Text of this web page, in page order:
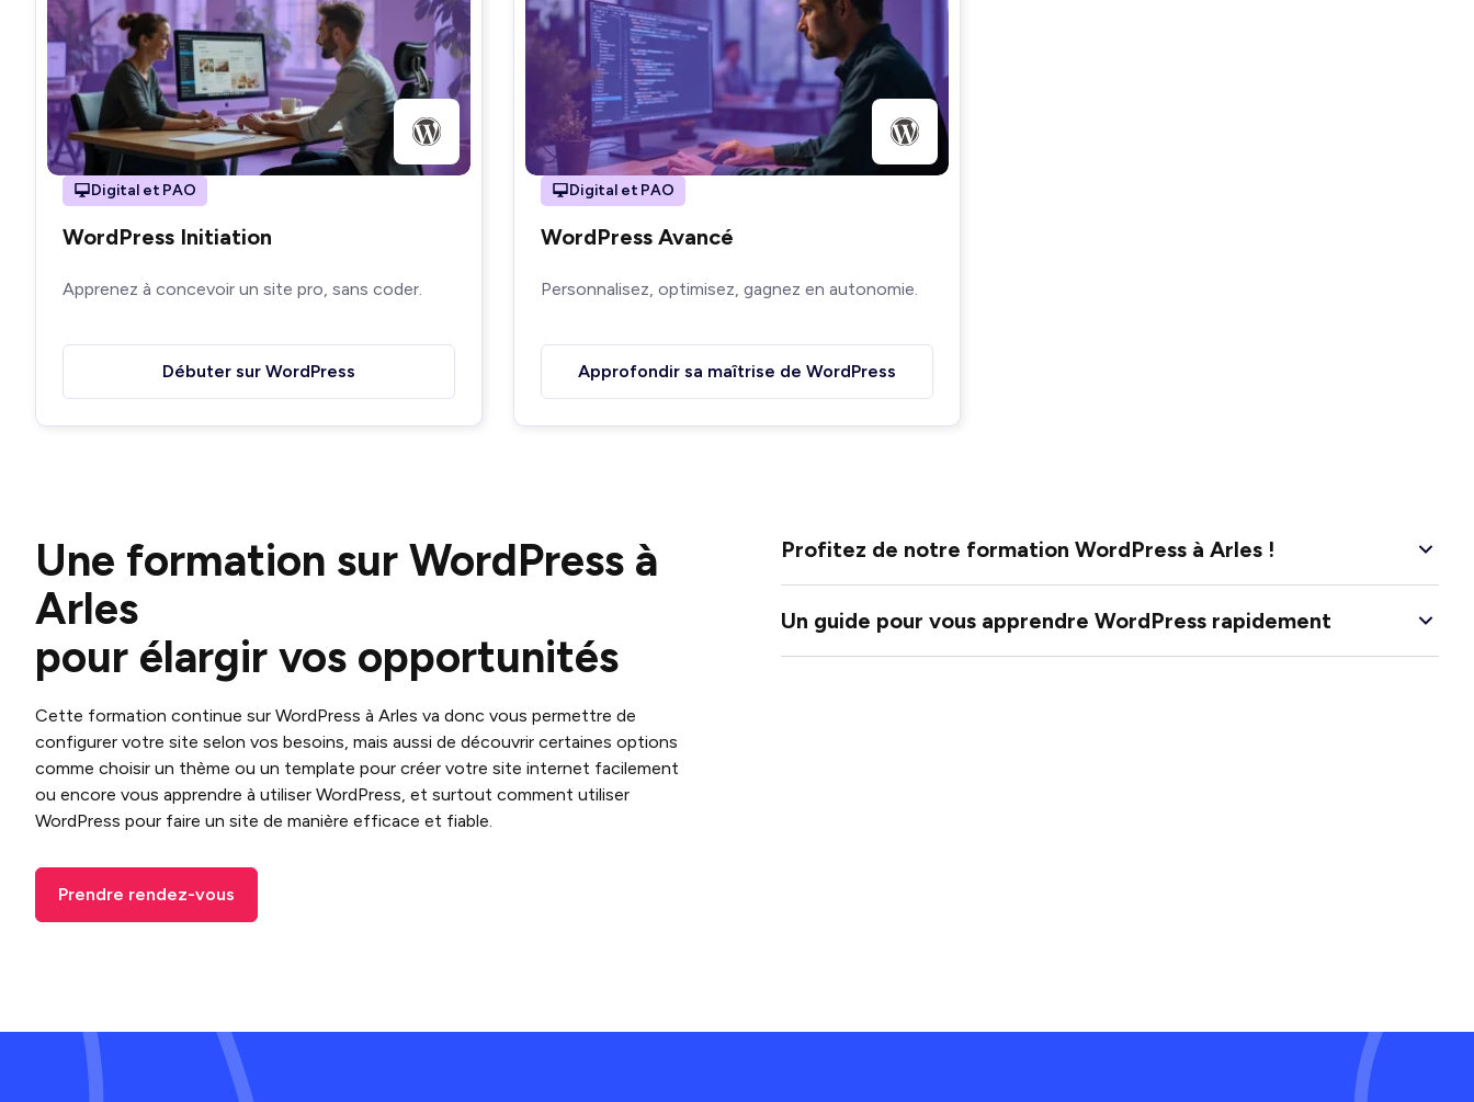
Digital et PAO
WordPress Initiation
Apprenez à concevoir un site pro, sans coder.
Débuter sur WordPress
Digital et PAO
WordPress Avancé
Personnalisez, optimisez, gagnez en autonomie.
Approfondir sa maîtrise de WordPress
Une formation sur WordPress à
Arles
pour élargir vos opportunités
Cette formation continue sur WordPress à Arles va donc vous permettre de
configurer votre site selon vos besoins, mais aussi de découvrir certaines options
comme choisir un thème ou un template pour créer votre site internet facilement
ou encore vous apprendre à utiliser WordPress, et surtout comment utiliser
WordPress pour faire un site de manière efficace et fiable.
Prendre rendez-vous
Profitez de notre formation WordPress à Arles !
Un guide pour vous apprendre WordPress rapidement